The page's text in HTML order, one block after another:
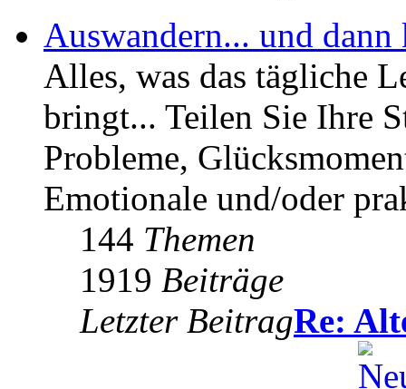
Auswandern... und
Alles, was das tägliche
bringt... Teilen Sie Ihre
Probleme,
Emotionale und/oder
144 Themen
1919 Beiträge
Letzter BeitragRe: